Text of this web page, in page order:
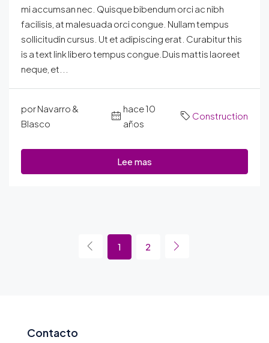
mi accumsan nec. Quisque bibendum orci ac nibh
facilisis, at malesuada orci congue. Nullam tempus
sollicitudin cursus. Ut et adipiscing erat. Curabitur this
is a text link libero tempus congue.Duis mattis laoreet
neque, et...
por Navarro &
Blasco
hace 10
años
Construction
Lee mas
1 2
Contacto